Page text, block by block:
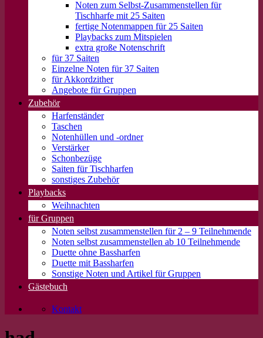
Noten zum Selbst-Zusammenstellen für
Tischharfe mit 25 Saiten
fertige Notenmappen für 25 Saiten
Playbacks zum Mitspielen
extra große Notenschrift
für 37 Saiten
Einzelne Noten für 37 Saiten
für Akkordzither
Angebote für Gruppen
Zubehör
Harfenständer
Taschen
Notenhüllen und -ordner
Verstärker
Schonbezüge
Saiten für Tischharfen
sonstiges Zubehör
Playbacks
Weihnachten
für Gruppen
Noten selbst zusammenstellen für 2 – 9 Teilnehmende
Noten selbst zusammenstellen ab 10 Teilnehmende
Duette ohne Bassharfen
Duette mit Bassharfen
Sonstige Noten und Artikel für Gruppen
Gästebuch
Kontakt